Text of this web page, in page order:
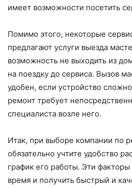
имеет возможности посетить
Помимо этого, некоторые
предлагают услуги выезда
возможность не выходить из
на поездку до сервиса. Вызов
удобен, если устройство
ремонт требует
специалиста возле него.
Итак, при выборе компании по
обязательно учтите удобство
график его работы. Эти
время и получить быстрый и